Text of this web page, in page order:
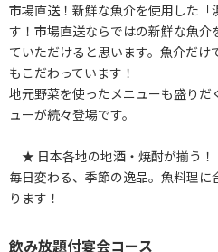
市場直送！新鮮な魚介を使用した
す！市場直送ならではの新鮮な魚介
ていただけると思います。魚介だ
もこだわっています！
地元野菜を使ったメニューも盛り
ューが続々登場です。
★ 日本各地の地酒・焼酎が揃う！
毎日変わる、季節の逸品。魚料理
ります！
飲み放題付宴会コース